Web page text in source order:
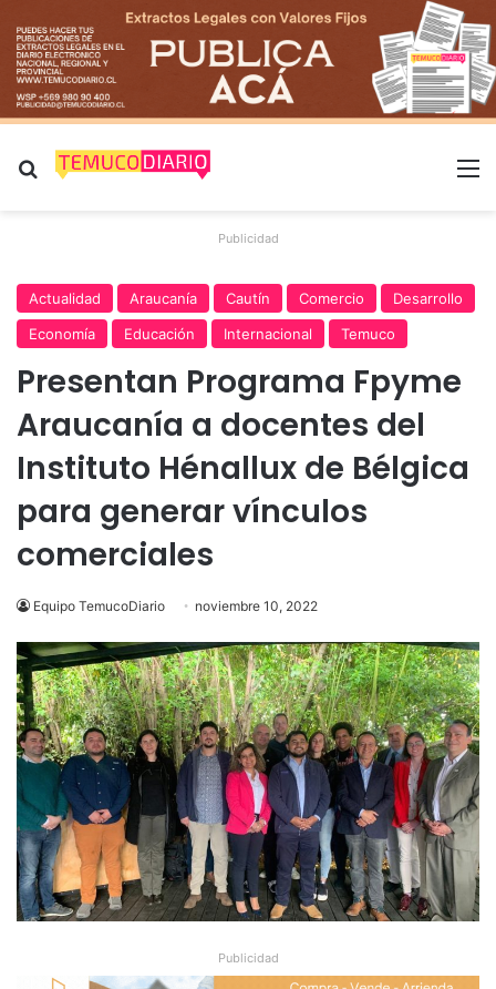
Buscar por
Publicidad
Actualidad Araucanía Cautín Comercio
Desarrollo
Economía
Educación Internacional Temuco
Presentan Programa Fpyme
Araucanía a docentes del
Instituto Hénallux de Bélgica
para generar vínculos
comerciales
Equipo TemucoDiario noviembre 10, 2022
Publicidad